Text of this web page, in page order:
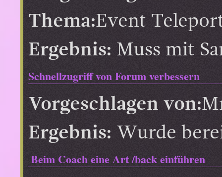
Thema:Event
Ergebnis: Muss mit
Schnellzugriff von Forum verbessern
Vorgeschlagen von:
Ergebnis: Wurde
Beim Coach eine Art /back einführen